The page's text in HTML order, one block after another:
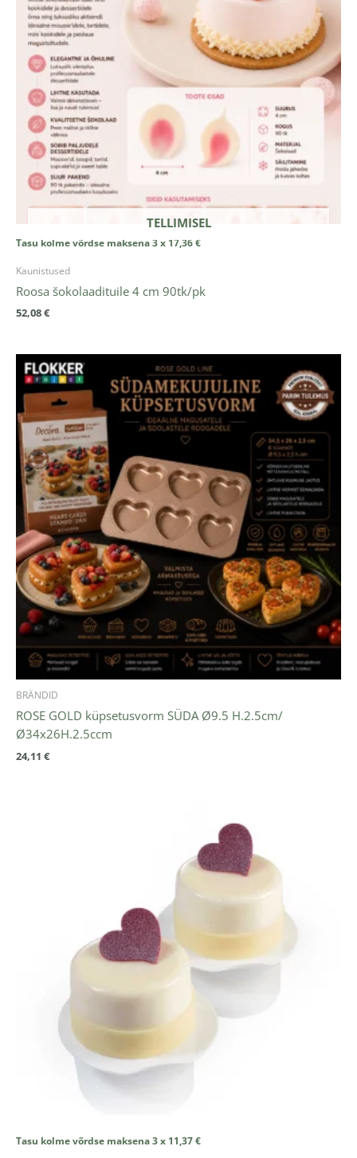
TELLIMISEL
Tasu kolme võrdse maksena 3 x 17,36€
Kaunistused
Roosa šokolaadituile 4 cm 90tk/pk
52,08€
BRÄNDID
ROSE GOLD küpsetusvorm SÜDA Ø9.5 H.2.5cm/
Ø34x26H.2.5ccm
24,11 €
Tasu kolme võrdse maksena 3 x 11,37€